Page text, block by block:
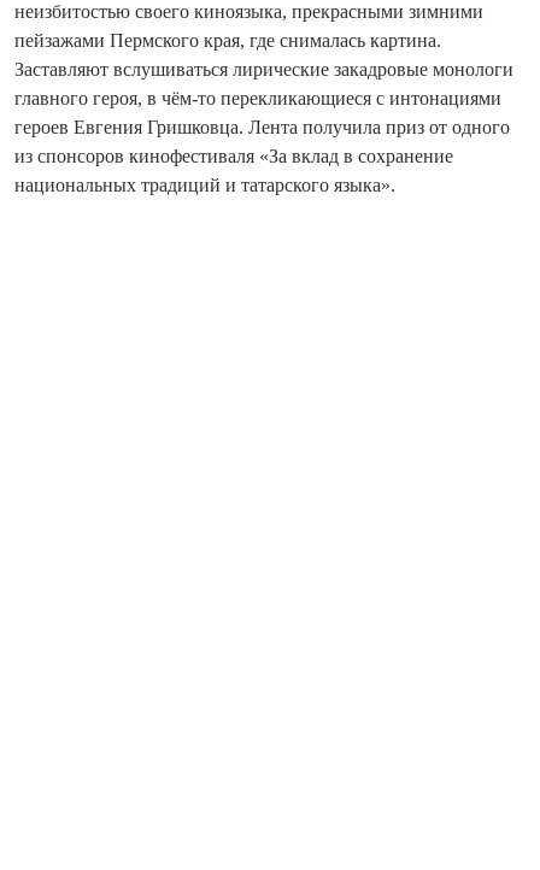
неизбитостью своего кино­языка, прекрасными зимними
пейзажами Пермского края, где снималась картина.
Заставляют вслушиваться лирические закадровые монологи
главного героя, в чём‑то перекликающиеся с интонациями
героев Евгения Гришковца. Лента получила приз от одного
из спонсоров кинофестиваля «За вклад в сохранение
национальных традиций и татарского языка».